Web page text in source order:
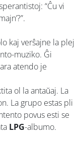
“Ĉu vi
kaj verŝajne la plej
muziko. Ĝi
atendo je
ol la antaŭaj. La
La grupo estas pli
povus esti se
LPG-albumo.